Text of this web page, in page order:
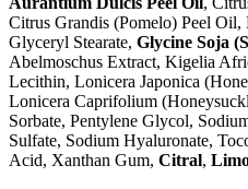
Citrus Grandis (Pomelo) Peel
Glyceryl Stearate, Glycine Soja
Abelmoschus Extract, Kigelia
Lecithin, Lonicera Japonica
Lonicera Caprifolium
Sorbate, Pentylene Glycol,
Sulfate, Sodium Hyaluronate,
Acid, Xanthan Gum, Citral,